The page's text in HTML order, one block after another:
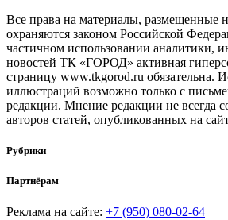
Все права на материалы, размещенные
охраняются законом Российской
частичном использовании аналитики,
новостей ТК «ГОРОД» активная
страницу www.tkgorod.ru обязательна.
иллюстраций возможно только с
редакции. Мнение редакции не всегда
авторов статей, опубликованных на
Рубрики
Партнёрам
Реклама на сайте: +7 (950) 080-02-64